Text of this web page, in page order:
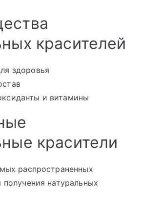
красителей
здоровья
и витамины
красители
распространенных
получения натуральных